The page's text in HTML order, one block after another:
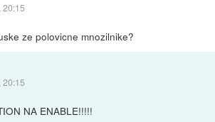
20:15
ze polovicne mnozilnike?
20:15
NA ENABLE!!!!!